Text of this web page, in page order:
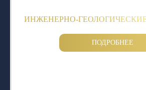
ИНЖЕНЕРНО-
ПОДРОБНЕЕ